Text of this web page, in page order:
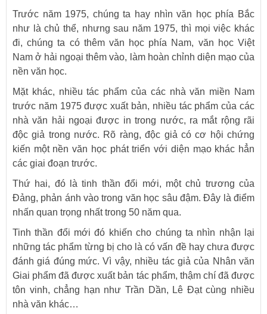
Trước năm 1975, chúng ta hay nhìn văn học phía Bắc
như là chủ thể, nhưng sau năm 1975, thì mọi việc khác
đi, chúng ta có thêm văn học phía Nam, văn học Việt
Nam ở hải ngoại thêm vào, làm hoàn chỉnh diện mạo của
nền văn học.
Mặt khác, nhiều tác phẩm của các nhà văn miền Nam
trước năm 1975 được xuất bản, nhiều tác phẩm của các
nhà văn hải ngoại được in trong nước, ra mắt rộng rãi
độc giả trong nước. Rõ ràng, độc giả có cơ hội chứng
kiến một nền văn học phát triển với diện mạo khác hẳn
các giai đoạn trước.
Thứ hai, đó là tinh thần đổi mới, một chủ trương của
Đảng, phản ánh vào trong văn học sâu đậm. Đây là điểm
nhấn quan trọng nhất trong 50 năm qua.
Tinh thần đổi mới đó khiến cho chúng ta nhìn nhận lại
những tác phẩm từng bị cho là có vấn đề hay chưa được
đánh giá đúng mức. Vì vậy, nhiều tác giả của Nhân văn
Giai phẩm đã được xuất bản tác phẩm, thậm chí đã được
tôn vinh, chẳng hạn như Trần Dần, Lê Đạt cùng nhiều
nhà văn khác…